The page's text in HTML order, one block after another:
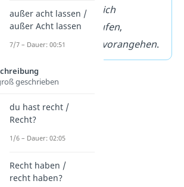
vorankommen
sich
entwickeln,ablaufen,
geschehen
vorangehen.
außer acht lassen /
außer Acht lassen
7/7 – Dauer: 00:51
geschrieben
du hast recht /
Recht?
1/6 – Dauer: 02:05
Recht haben /
recht haben?